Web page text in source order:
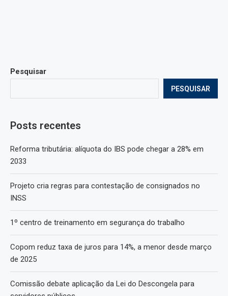
Pesquisar
PESQUISAR
Posts recentes
Reforma tributária: alíquota do IBS pode chegar a 28% em
2033
Projeto cria regras para contestação de consignados no
INSS
1º centro de treinamento em segurança do trabalho
Copom reduz taxa de juros para 14%, a menor desde março
de 2025
Comissão debate aplicação da Lei do Descongela para